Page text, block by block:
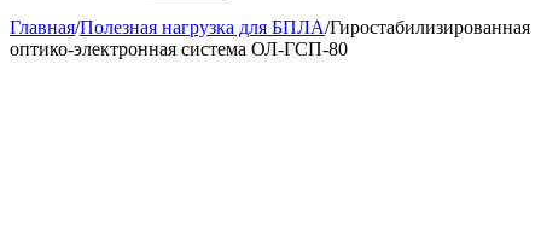
Главная/Полезная нагрузка для БПЛА/Гиростабилизированная
оптико-электронная система ОЛ-ГСП-80